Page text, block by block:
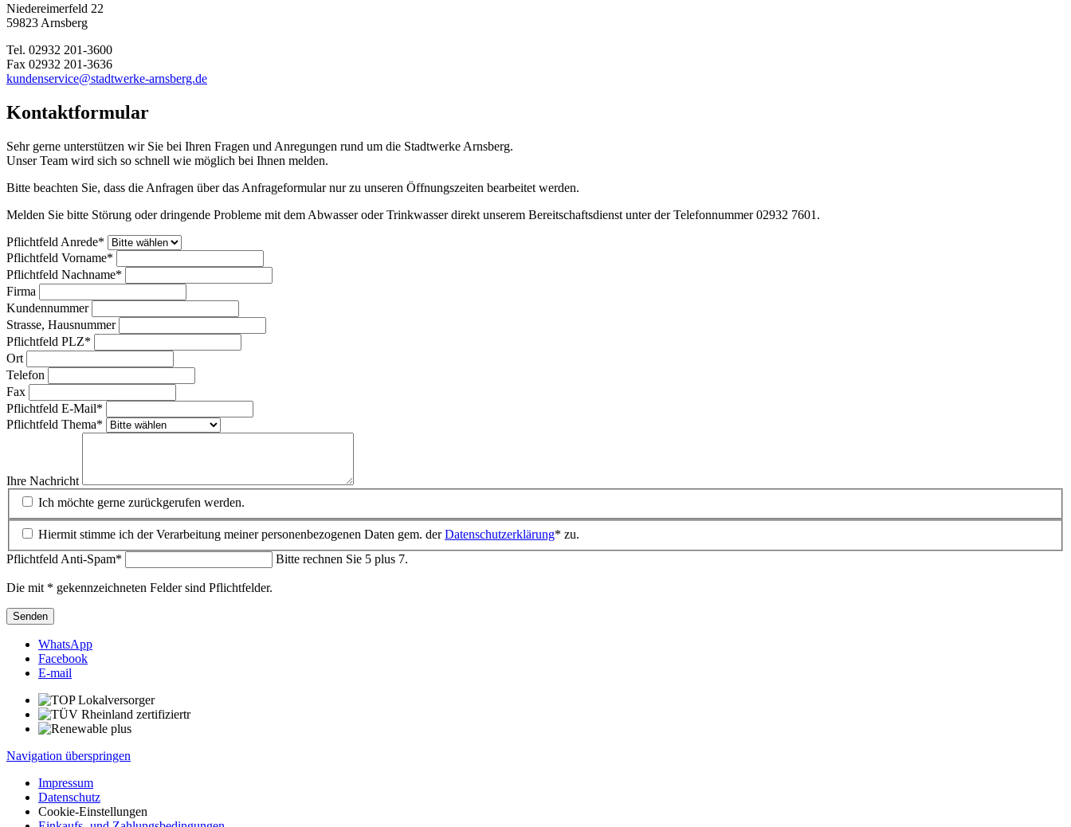
Niedereimerfeld 22
59823 Arnsberg
Tel. 02932 201-3600
Fax 02932 201-3636
kundenservice@stadtwerke-arnsberg.de
Kontaktformular
Sehr gerne unterstützen wir Sie bei Ihren Fragen und Anregungen rund um die Stadtwerke Arnsberg.
Unser Team wird sich so schnell wie möglich bei Ihnen melden.
Bitte beachten Sie, dass die Anfragen über das Anfrageformular nur zu unseren Öffnungszeiten bearbeitet werden.
Melden Sie bitte Störung oder dringende Probleme mit dem Abwasser oder Trinkwasser direkt unserem Bereitschaftsdienst unter der Telefonnummer 02932 7601.
Pflichtfeld Anrede*
Pflichtfeld Vorname*
Pflichtfeld Nachname*
Firma
Kundennummer
Strasse, Hausnummer
Pflichtfeld PLZ*
Ort
Telefon
Fax
Pflichtfeld E-Mail*
Pflichtfeld Thema*
Ihre Nachricht
Ich möchte gerne zurückgerufen werden.
Hiermit stimme ich der Verarbeitung meiner personenbezogenen Daten gem. derDatenschutzerklärung* zu.
Pflichtfeld Anti-Spam* Bitte rechnen Sie 5 plus 7.
Die mit * gekennzeichneten Felder sind Pflichtfelder.
Senden
WhatsApp
Facebook
E-mail
Navigation überspringen
Impressum
Datenschutz
Cookie-Einstellungen